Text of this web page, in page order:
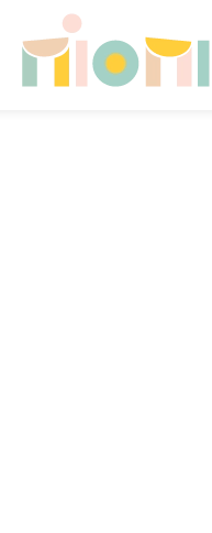
Skip to main content